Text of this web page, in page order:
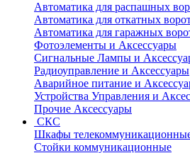
Автоматика для распашных
Автоматика для откатных
Автоматика для гаражных
Фотоэлементы и Аксессуары
Сигнальные Лампы и
Радиоуправление и Аксессуары
Аварийное питание и
Устройства Управления и
Прочие Аксессуары
СКС
Шкафы
Стойки коммуникационные